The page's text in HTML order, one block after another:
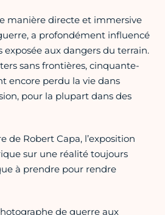
manière directe et immersive
a profondément influencé
exposée aux dangers du terrain.
sans frontières, cinquante-
encore perdu la vie dans
pour la plupart dans des
de Robert Capa, l’exposition
sur une réalité toujours
à prendre pour rendre
de guerre aux